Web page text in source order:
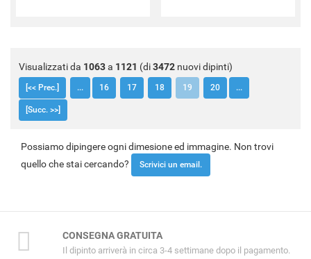
Visualizzati da 1063a 1121 (di3472 nuovi dipinti)
[<< Prec.] ... 16 17 18 19 20 ...
[Succ. >>]
Possiamo dipingere ogni dimesione ed immagine. Non trovi
quello che stai cercando?
Scrivici un email.
CONSEGNA GRATUITA
Il dipinto arriverà in circa 3-4 settimane dopo il pagamento.